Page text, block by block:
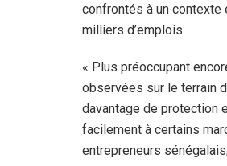
confrontés à un
milliers d’emplois.
« Plus préoccupant
observées sur le terrain
davantage de protection
facilement à certains
entrepreneurs